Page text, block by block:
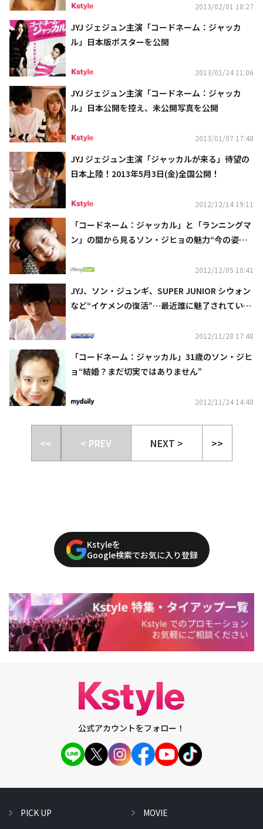
2013/02/01 18:27
JYJ ジェジュン主演「コードネーム：ジャッカ
ル」日本版ポスターを公開
2013/01/24 11:06
JYJ ジェジュン主演「コードネーム：ジャッカ
ル」日本公開を控え、未公開写真を公開
2013/01/07 17:48
JYJ ジェジュン主演「ジャッカルが来る」待望の
日本上陸！2013年5月3日(金)全国公開！
2012/12/14 19:11
「コードネーム：ジャッカル」と「ランニングマ
ン」の間から見るソン・ジヒョの魅力“今の姿が
2012/12/05 10:41
JYJ、ソン・ジュンギ、SUPER JUNIOR シウォン
など“イケメンの復活”…最近誰に魅了されていま
2012/11/28 17:48
「コードネーム：ジャッカル」31歳のソン・ジヒ
ョ“結婚？まだ切実ではありません”
2012/11/24 14:48
<< < PREV NEXT > >>
Kstyleを
Google検索でお気に入り登録
公式アカウントをフォロー！
PICK UP MOVIE